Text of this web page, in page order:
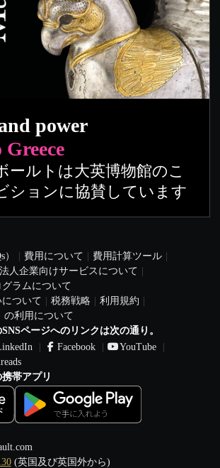
power
ールトは大英博物館のこ
ションに協賛しています
費用について
費用計算ツール
法人企業向けサービスについて
ラムについて
ついて
税務戦略
利用規約
の利用について
ページへのリンクは次の通り。
Facebook
YouTube
帯アプリ
(英国及び英国外から)